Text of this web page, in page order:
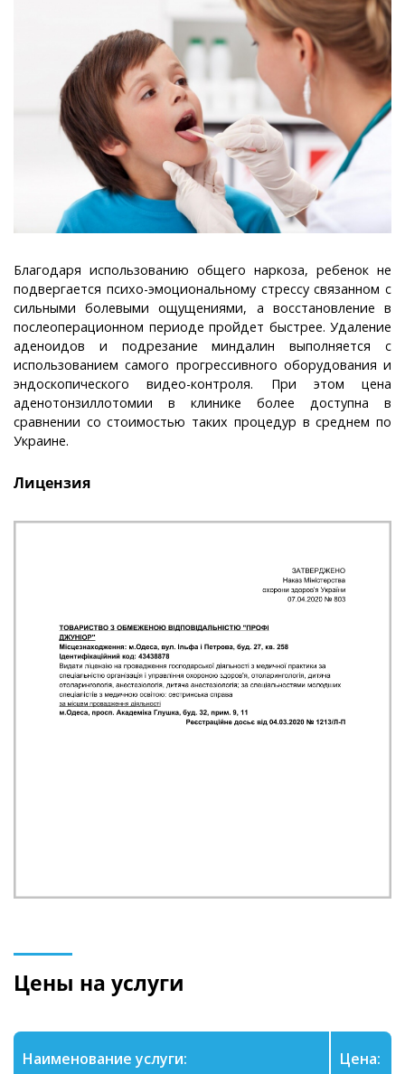
Благодаря использованию общего наркоза, ребенок не
подвергается психо-эмоциональному стрессу связанном с
сильными болевыми ощущениями, а восстановление в
послеоперационном периоде пройдет быстрее. Удаление
аденоидов и подрезание миндалин выполняется с
использованием самого прогрессивного оборудования и
эндоскопического видео-контроля. При этом цена
аденотонзиллотомии в клинике более доступна в
сравнении со стоимостью таких процедур в среднем по
Украине.
Лицензия
Цены на услуги
Наименование услуги: Цена: